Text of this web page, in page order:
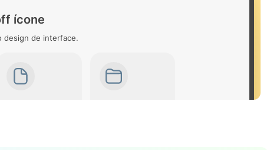
ícone
design de interface.